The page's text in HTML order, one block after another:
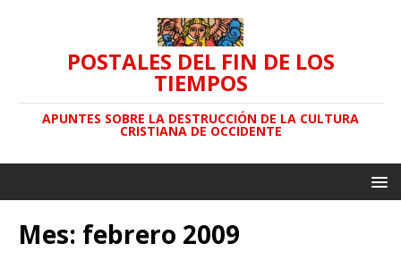
POSTALES DEL FIN DE LOS
TIEMPOS
APUNTES SOBRE LA DESTRUCCIÓN DE LA CULTURA
CRISTIANA DE OCCIDENTE
Mes: febrero 2009